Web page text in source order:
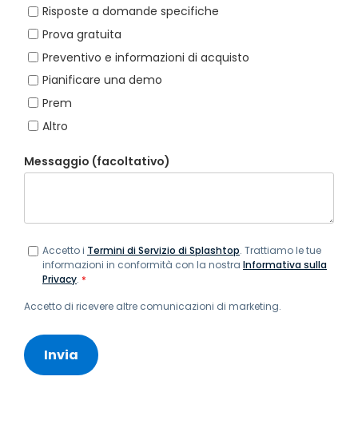
Risposte a domande specifiche
Prova gratuita
Preventivo e informazioni di acquisto
Pianificare una demo
Prem
Altro
Messaggio (facoltativo)
Accetto i Termini di Servizio di Splashtop. Trattiamo le tue
informazioni in conformità con la nostra Informativa sulla
Privacy. *
Accetto di ricevere altre comunicazioni di marketing.